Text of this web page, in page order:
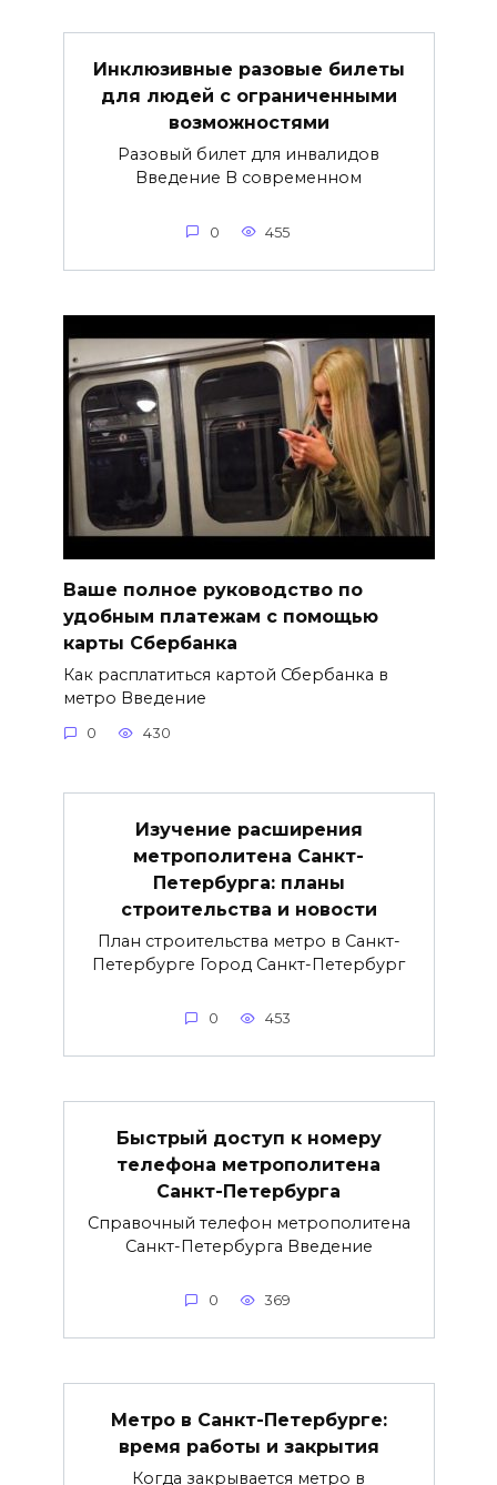
Инклюзивные разовые билеты
для людей с ограниченными
возможностями
Разовый билет для инвалидов
Введение В современном
0 455
Ваше полное руководство по
удобным платежам с помощью
карты Сбербанка
Как расплатиться картой Сбербанка в
метро Введение
0 430
Изучение расширения
метрополитена Санкт-
Петербурга: планы
строительства и новости
План строительства метро в Санкт-
Петербурге Город Санкт-Петербург
0 453
Быстрый доступ к номеру
телефона метрополитена
Санкт-Петербурга
Справочный телефон метрополитена
Санкт-Петербурга Введение
0 369
Метро в Санкт-Петербурге:
время работы и закрытия
Когда закрывается метро в